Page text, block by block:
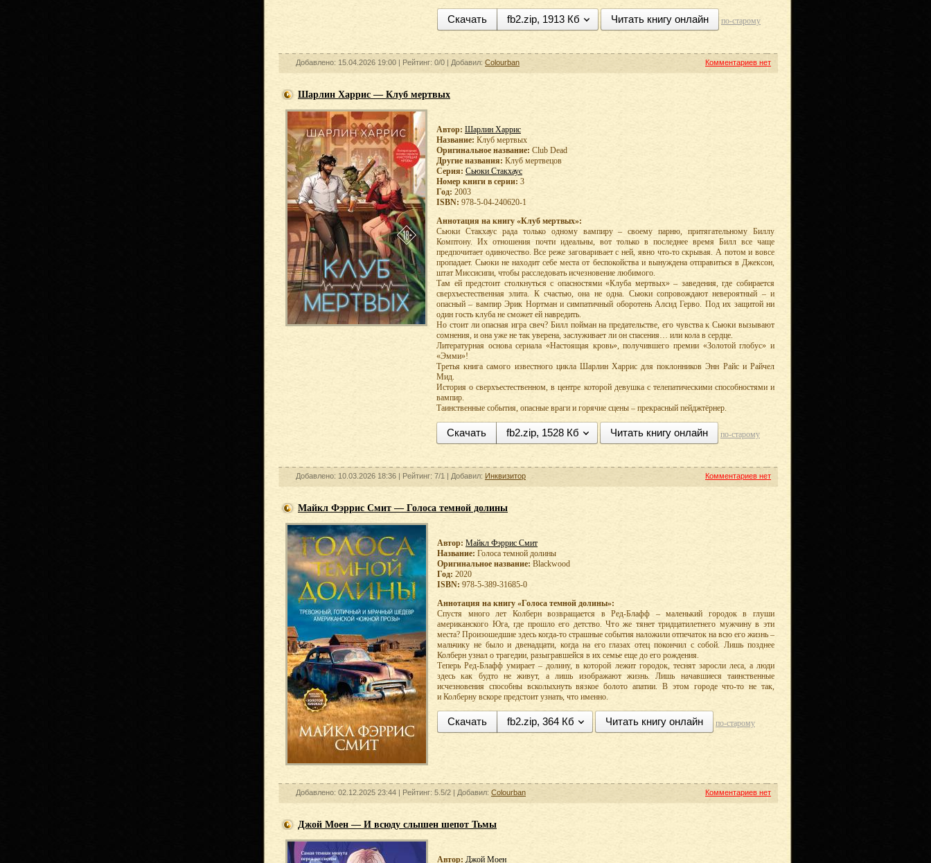
Скачать fb2.zip, 1913 Кб Читать книгу онлайн по-старому
Добавлено: 15.04.2026 19:00 | Рейтинг: 0/0 | Добавил: Colourban Комментариев нет
Шарлин Харрис — Клуб мертвых
Автор: Шарлин Харрис
Название: Клуб мертвых
Оригинальное название: Club Dead
Другие названия: Клуб мертвецов
Серия: Сьюки Стакхаус
Номер книги в серии: 3
Год: 2003
ISBN: 978-5-04-240620-1
Аннотация на книгу «Клуб мертвых»:
Сьюки Стакхаус рада только одному вампиру – своему парню, притягательному Биллу
Комптону. Их отношения почти идеальны, вот только в последнее время Билл все чаще
предпочитает одиночество. Все реже заговаривает с ней, явно что-то скрывая. А потом и вовсе
пропадает. Сьюки не находит себе места от беспокойства и вынуждена отправиться в Джексон,
штат Миссисипи, чтобы расследовать исчезновение любимого.
Там ей предстоит столкнуться с опасностями «Клуба мертвых» – заведения, где собирается
сверхъестественная элита. К счастью, она не одна. Сьюки сопровождают невероятный – и
опасный – вампир Эрик Нортман и симпатичный оборотень Алсид Герво. Под их защитой ни
один гость клуба не сможет ей навредить.
Но стоит ли опасная игра свеч? Билл пойман на предательстве, его чувства к Сьюки вызывают
сомнения, и она уже не так уверена, заслуживает ли он спасения… или кола в сердце.
Литературная основа сериала «Настоящая кровь», получившего премии «Золотой глобус» и
«Эмми»!
Третья книга самого известного цикла Шарлин Харрис для поклонников Энн Райс и Райчел
Мид.
История о сверхъестественном, в центре которой девушка с телепатическими способностями и
вампир.
Таинственные события, опасные враги и горячие сцены – прекрасный пейджтёрнер.
Скачать fb2.zip, 1528 Кб Читать книгу онлайн по-старому
Добавлено: 10.03.2026 18:36 | Рейтинг: 7/1 | Добавил: Инквизитор Комментариев нет
Майкл Фэррис Смит — Голоса темной долины
Автор: Майкл Фэррис Смит
Название: Голоса темной долины
Оригинальное название: Blackwood
Год: 2020
ISBN: 978-5-389-31685-0
Аннотация на книгу «Голоса темной долины»:
Спустя много лет Колберн возвращается в Ред-Блафф – маленький городок в глуши
американского Юга, где прошло его детство. Что же тянет тридцатилетнего мужчину в эти
места? Произошедшие здесь когда-то страшные события наложили отпечаток на всю его жизнь –
мальчику не было и двенадцати, когда на его глазах отец покончил с собой. Лишь позднее
Колберн узнал о трагедии, разыгравшейся в их семье еще до его рождения.
Теперь Ред-Блафф умирает – долину, в которой лежит городок, теснят заросли леса, а люди
здесь как будто не живут, а лишь изображают жизнь. Лишь начавшиеся таинственные
исчезновения способны всколыхнуть вязкое болото апатии. В этом городе что-то не так,
и Колберну вскоре предстоит узнать, что именно.
Скачать fb2.zip, 364 Кб Читать книгу онлайн по-старому
Добавлено: 02.12.2025 23:44 | Рейтинг: 5.5/2 | Добавил: Colourban Комментариев нет
Джой Моен — И всюду слышен шепот Тьмы
Автор: Джой Моен